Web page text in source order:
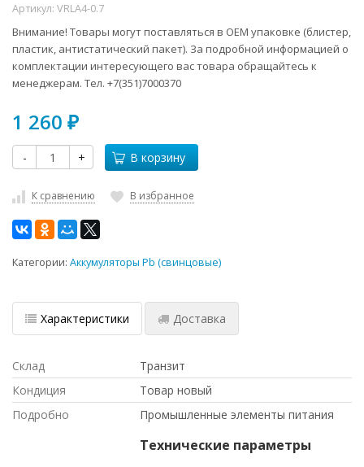
Артикул: VRLA4-0.7
Внимание! Товары могут поставляться в ОЕМ упаковке (блистер,
пластик, антистатический пакет). За подробной информацией о
комплектации интересующего вас товара обращайтесь к
менеджерам. Тел. +7(351)7000370
1 260 ₽
- + В корзину
К сравнению В избранное
Категории: Аккумуляторы Pb (свинцовые)
Характеристики Доставка
Склад
Транзит
Кондиция
Товар новый
Подробно
Промышленные элементы питания
Технические параметры